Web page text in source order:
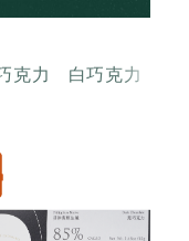
克力 白巧克力